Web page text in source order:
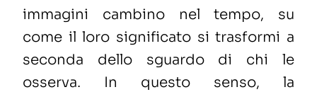
immagini cambino nel tempo, su
come il loro significato si trasformi a
seconda dello sguardo di chi le
osserva. In questo senso, la